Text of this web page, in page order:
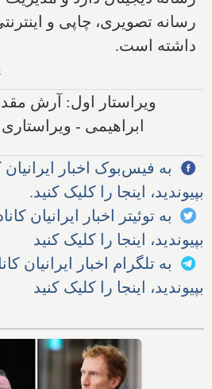
رسانه تصویری، چاپی و
داشته است.
ویراستار اول: آرش
ابراهیمی -
به فیس‌بوک اخبار ایرانیان
بپیوندید، اینجا را کلیک کنید.
به توئیتر اخبار ایرانیان
بپیوندید، اینجا را کلیک کنید
به تلگرام اخبار ایرانیان
بپیوندید، اینجا را کلیک کنید